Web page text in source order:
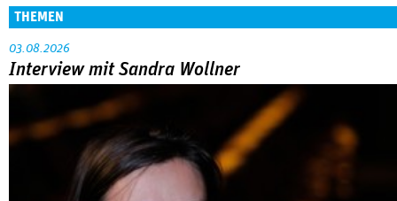
THEMEN
03.08.2026
Interview mit Sandra Wollner